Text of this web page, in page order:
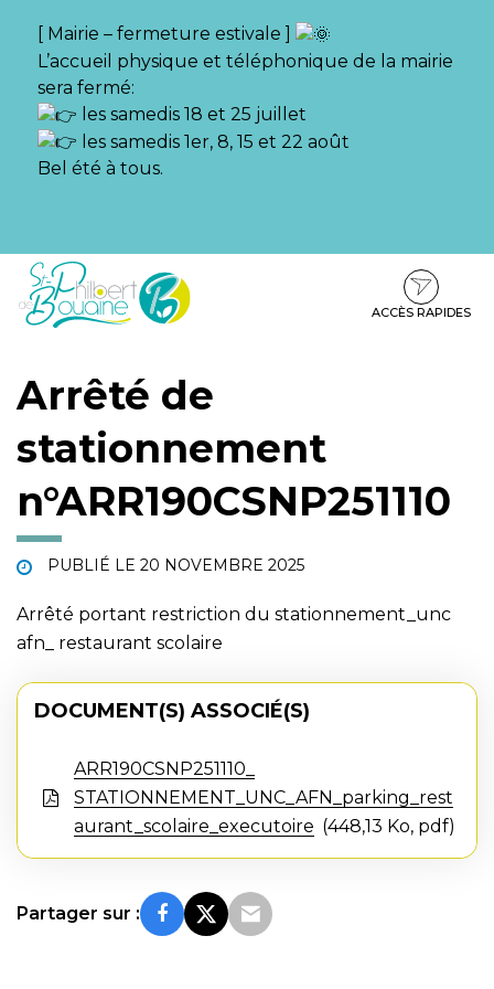
[ Mairie – fermeture estivale ]
L’accueil physique et téléphonique de la mairie
sera fermé:
les samedis 18 et 25 juillet
les samedis 1er, 8, 15 et 22 août
Bel été à tous.
Aller
Aller
contenu
Aller
pied
ACCÈS RAPIDES
Arrêté de
stationnement
n°ARR190CSNP251110
PUBLIÉ LE 20 NOVEMBRE 2025
Arrêté portant restriction du stationnement_unc
afn_ restaurant scolaire
DOCUMENT(S) ASSOCIÉ(S)
ARR190CSNP251110_
STATIONNEMENT_UNC_AFN_parking_rest
aurant_scolaire_executoire
448,13 Ko, pdf
Partager sur :